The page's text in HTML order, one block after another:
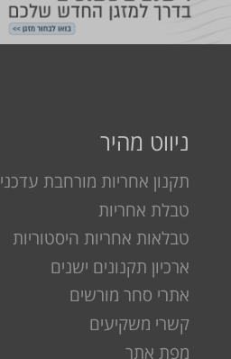
ניווט מהיר
תקנון אחריות מורחבת עדכני
טבלת אחריות
טבלאות אחריות היסטוריות
ארכיון תקנונים ישנים
אתרי סחר מורשים
קשרי משקיעים
מפת אתר